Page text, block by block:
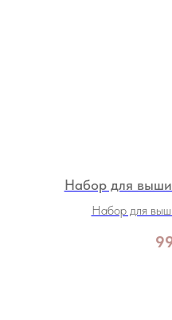
Набор для
Набор для